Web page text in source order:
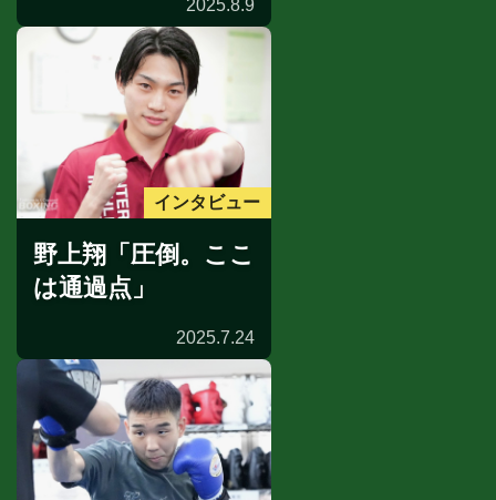
2025.8.9
インタビュー
野上翔「圧倒。ここ
は通過点」
2025.7.24